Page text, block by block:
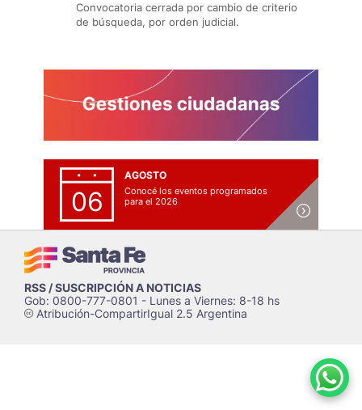
Convocatoria cerrada por cambio de criterio
de búsqueda, por orden judicial.
06
AGOSTO
Conocé los eventos programados
para el 2026
RSS / SUSCRIPCIÓN A NOTICIAS
Gob: 0800-777-0801 - Lunes a Viernes: 8-18 hs
cAtribución-CompartirIgual 2.5 Argentina